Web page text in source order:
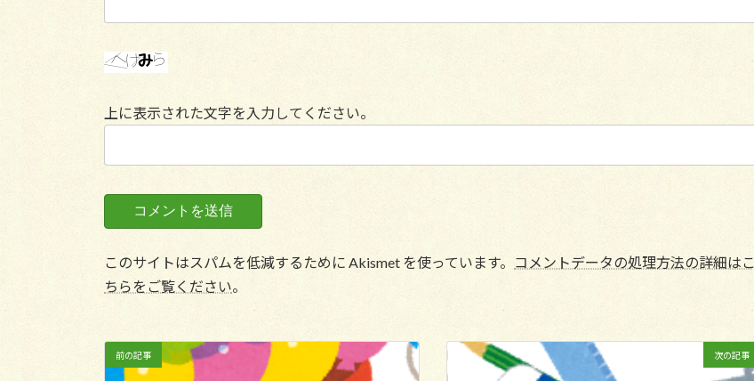
上に表示された文字を入力してください。
このサイトはスパムを低減するために Akismet を使っています。
コメントデータの処理方法の詳細はこ
ちらをご覧ください。
前の記事 次の記事